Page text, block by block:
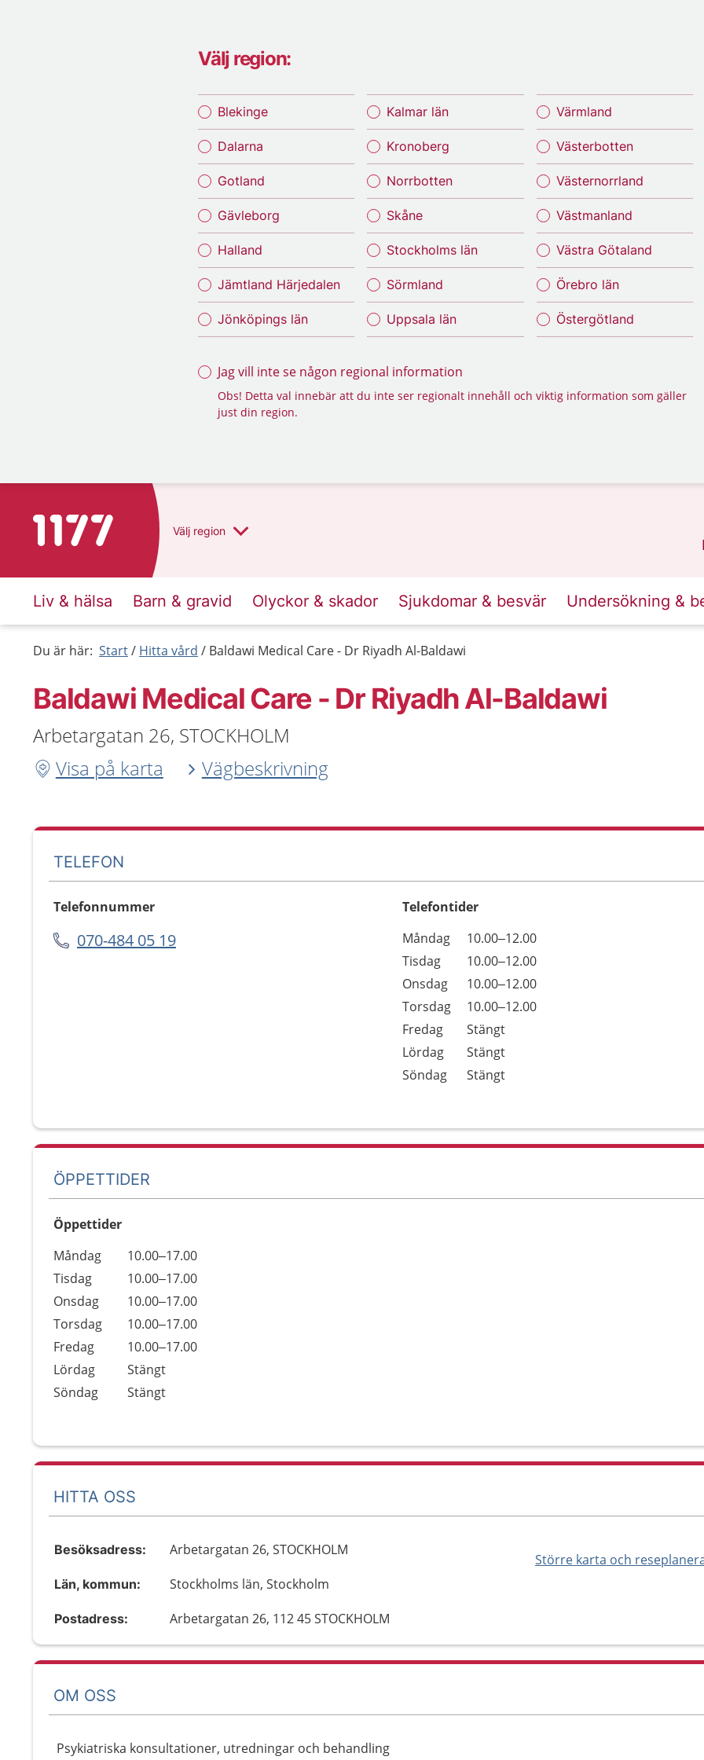
Välj region:
Blekinge
Dalarna
Gotland
Gävleborg
Halland
Jämtland Härjedalen
Jönköpings län
Kalmar län
Kronoberg
Norrbotten
Skåne
Stockholms län
Sörmland
Uppsala län
Värmland
Västerbotten
Västernorrland
Västmanland
Västra Götaland
Örebro län
Östergötland
Jag vill inte se någon regional information
Obs! Detta val innebär att du inte ser regionalt innehåll och viktig information som gäller
just din region.
Till startsidan för 1177 Välj region
Liv & hälsa Barn & gravid Olyckor & skador Sjukdomar & besvär Undersökning &
Du är här: Start Hitta vård Baldawi Medical Care - Dr Riyadh Al-Baldawi
Baldawi Medical Care - Dr Riyadh Al-Baldawi
Arbetargatan 26, STOCKHOLM
Visa på karta
Vägbeskrivning
TELEFON
Telefonnummer
070-484 05 19
Telefontider
Dag
Öppettider
Kommentarer
Måndag
10.00–12.00
Tisdag
10.00–12.00
Onsdag
10.00–12.00
Torsdag
10.00–12.00
Fredag
Stängt
Lördag
Stängt
Söndag
Stängt
ÖPPETTIDER
Öppettider
Dag
Öppettider
Kommentarer
Måndag
10.00–17.00
Tisdag
10.00–17.00
Onsdag
10.00–17.00
Torsdag
10.00–17.00
Fredag
10.00–17.00
Lördag
Stängt
Söndag
Stängt
HITTA OSS
Större karta och
Besöksadress: Arbetargatan 26, STOCKHOLM
Län, kommun: Stockholms län, Stockholm
Postadress: Arbetargatan 26, 112 45 STOCKHOLM
OM OSS
Psykiatriska konsultationer, utredningar och behandling